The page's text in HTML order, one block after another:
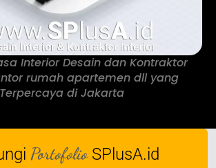
Interior Desain dan Kontraktor
rumah apartemen dll yang
Terpercaya di Jakarta
Portofolio SPlusA.id